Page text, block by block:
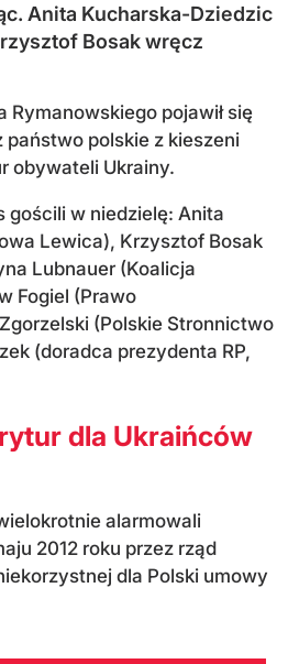
Anita Kucharska-Dziedzic
Bosak wręcz
Rymanowskiego pojawił się
państwo polskie z kieszeni
obywateli Ukrainy.
gościli w niedzielę: Anita
Lewica), Krzysztof Bosak
Lubnauer (Koalicja
Fogiel (Prawo
(Polskie Stronnictwo
(doradca prezydenta RP,
dla Ukraińców
alarmowali
2012 roku przez rząd
dla Polski umowy